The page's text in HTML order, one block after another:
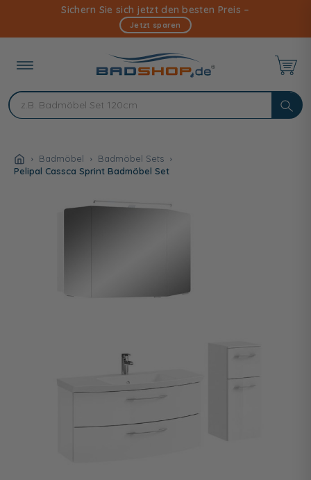
Inhalt
Sichern Sie sich jetzt den besten Preis –
Jetzt sparen
Badmöbel
Badmöbel Sets
Pelipal Cassca Sprint Badmöbel Set